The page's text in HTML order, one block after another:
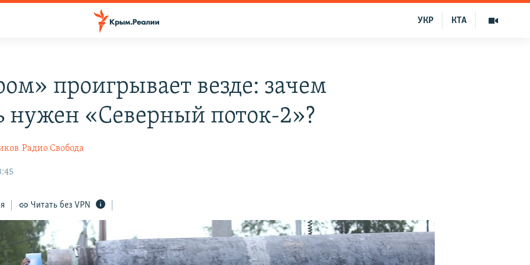
КТА
УКР
проигрывает везде: зачем
нужен «Северный поток-2»?
Радио Свобода
Читать без VPN